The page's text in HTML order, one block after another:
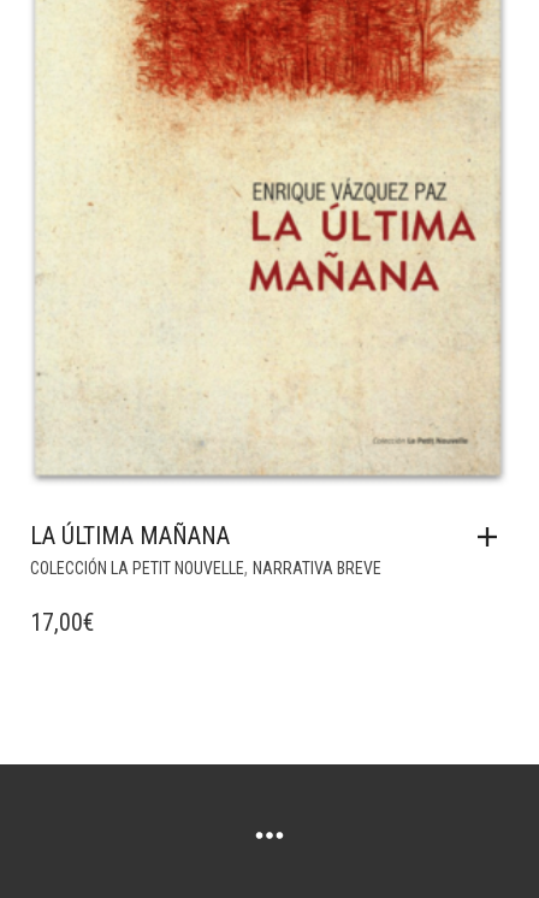
LA ÚLTIMA MAÑANA
COLECCIÓN LA PETIT NOUVELLE, NARRATIVA BREVE
17,00€